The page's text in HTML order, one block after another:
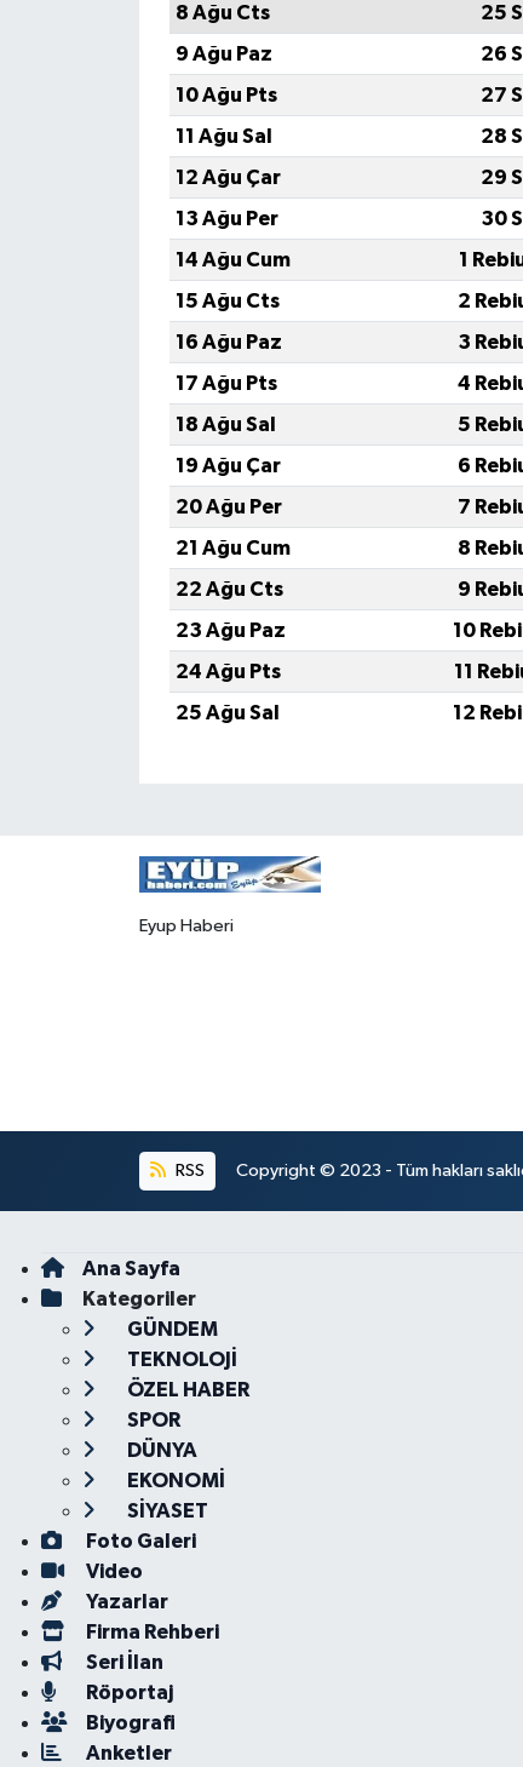
8 Ağu Cts
25
9 Ağu Paz
26
10 Ağu Pts
27
11 Ağu Sal
28
12 Ağu Çar
29
13 Ağu Per
30
14 Ağu Cum
1
15 Ağu Cts
2
16 Ağu Paz
3
17 Ağu Pts
4
18 Ağu Sal
5
19 Ağu Çar
6
20 Ağu Per
7
21 Ağu Cum
8
22 Ağu Cts
9
23 Ağu Paz
10
24 Ağu Pts
11
25 Ağu Sal
12
Eyup Haberi
RSS Copyright © 2023 - Tüm hakları
Ana Sayfa
Kategoriler
GÜNDEM
TEKNOLOJİ
ÖZEL HABER
SPOR
DÜNYA
EKONOMİ
SİYASET
Foto Galeri
Video
Yazarlar
Firma Rehberi
Seri İlan
Röportaj
Biyografi
Anketler